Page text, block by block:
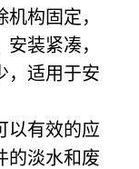
构固定，
装紧凑，
，适用于安
以有效的应
的淡水和废